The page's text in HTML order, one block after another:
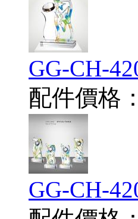
GG-CH-
配件價格：
GG-CH-